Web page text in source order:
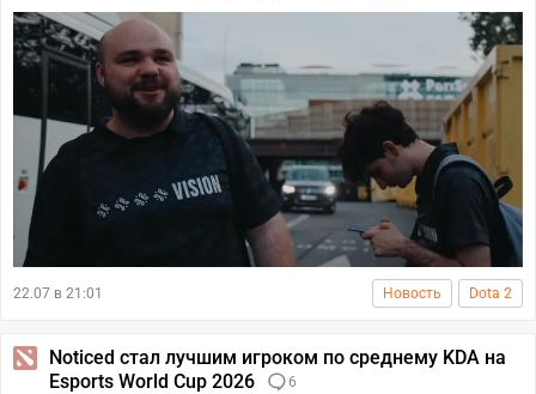
22.07 в 21:01 Новость Dota 2
Noticed стал лучшим игроком по среднему KDA на
Esports World Cup 2026
6